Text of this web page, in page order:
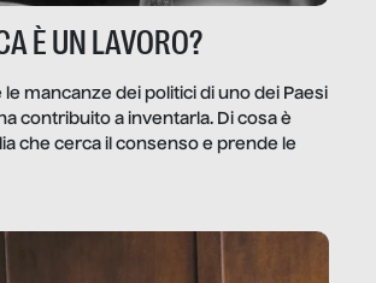
È UN LAVORO?
le mancanze dei politici di uno dei Paesi
contribuito a inventarla. Di cosa è
che cerca il consenso e prende le